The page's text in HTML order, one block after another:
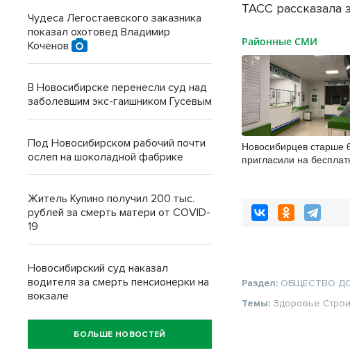
ТАСС рассказала
Районные СМИ
Новосибирцев старше
пригласили на
Раздел: ОБЩЕСТВО
Темы: Здоровье
Чудеса Легостаевского заказника
показал охотовед Владимир
Коченов
В Новосибирске перенесли суд над
заболевшим экс-гаишником Гусевым
Под Новосибирском рабочий почти
ослеп на шоколадной фабрике
Житель Купино получил 200 тыс.
рублей за смерть матери от COVID-
19
Новосибирский суд наказал
водителя за смерть пенсионерки на
вокзале
БОЛЬШЕ НОВОСТЕЙ